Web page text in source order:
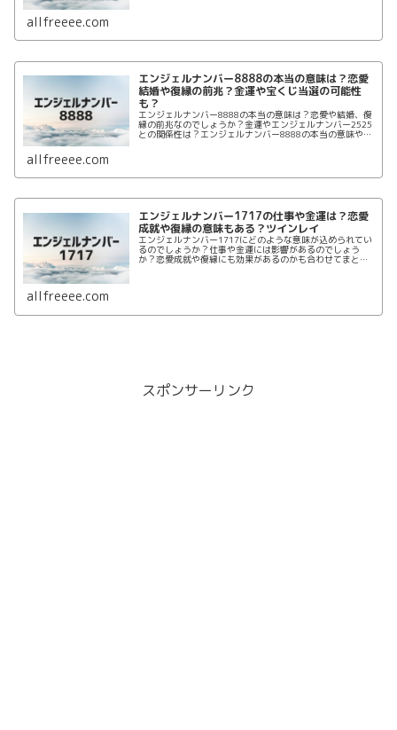
allfreeee.com
エンジェルナンバー8888の本当の意味は？恋愛
結婚や復縁の前兆？金運や宝くじ当選の可能性
も？
エンジェルナンバー8888の本当の意味は？恋愛や結婚、復
縁の前兆なのでしょうか？金運やエンジェルナンバー2525
との関係性は？エンジェルナンバー8888の本当の意味や恋
allfreeee.com
エンジェルナンバー1717の仕事や金運は？恋愛
成就や復縁の意味もある？ツインレイ
エンジェルナンバー1717にどのような意味が込められてい
るのでしょうか？仕事や金運には影響があるのでしょう
か？恋愛成就や復縁にも効果があるのかも合わせてまとめ
allfreeee.com
スポンサーリンク